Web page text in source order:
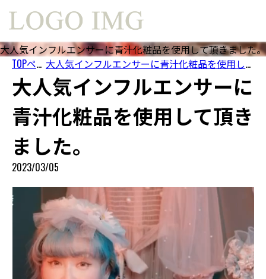
大人気インフルエンサーに青汁化粧品を使用して頂きました。
TOPページ 大人気インフルエンサーに青汁化粧品を使用して頂きました。
大人気インフルエンサーに
青汁化粧品を使用して頂き
ました。
2023/03/05